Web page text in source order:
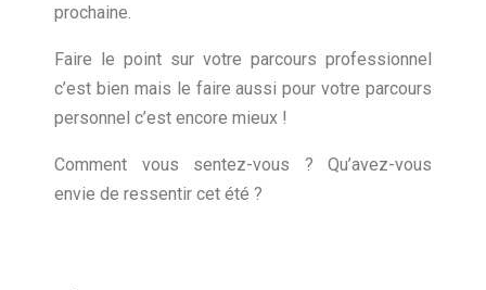
prochaine.
Faire le point sur votre parcours professionnel
c’est bien mais le faire aussi pour votre parcours
personnel c’est encore mieux !
Comment vous sentez-vous ? Qu’avez-vous
envie de ressentir cet été ?